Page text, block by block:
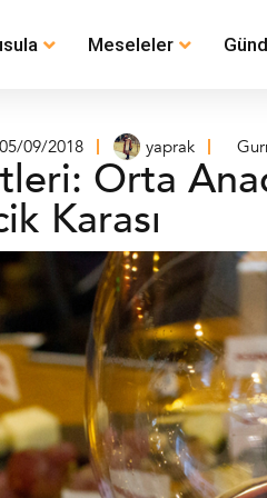
Meseleler
05/09/2018 yaprak
Orta
Karası